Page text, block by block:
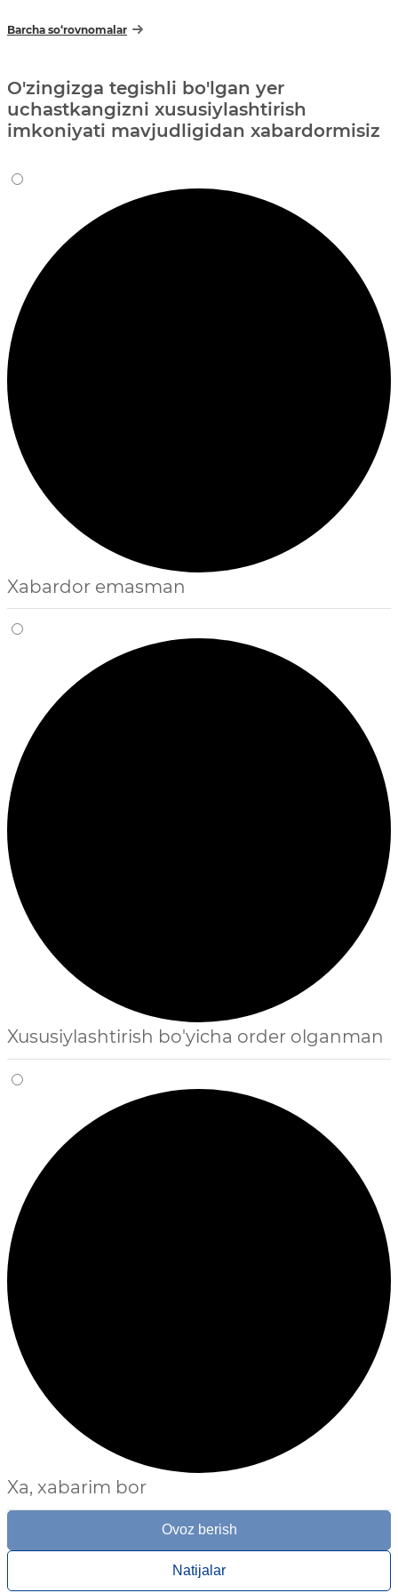
Barcha so‘rovnomalar
O'zingizga tegishli bo'lgan yer
uchastkangizni xususiylashtirish
imkoniyati mavjudligidan xabardormisiz
Xabardor emasman
Xususiylashtirish bo'yicha order olganman
Xa, xabarim bor
Ovoz berish
Natijalar